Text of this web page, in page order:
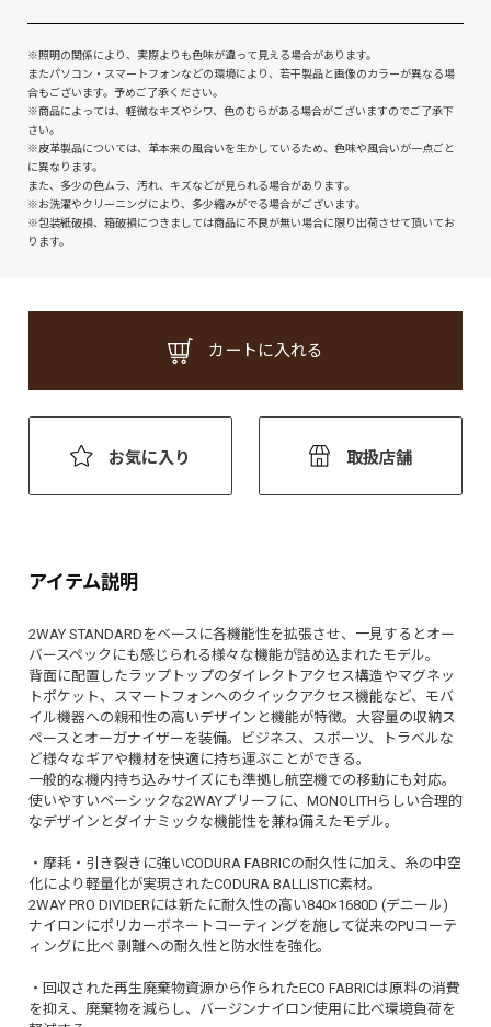
※照明の関係により、実際よりも色味が違って見える場合があります。
またパソコン・スマートフォンなどの環境により、若干製品と画像のカラーが異なる場
合もございます。予めご了承ください。
※商品によっては、軽微なキズやシワ、色のむらがある場合がございますのでご了承下
さい。
※皮革製品については、革本来の風合いを生かしているため、色味や風合いが一点ごと
に異なります。
また、多少の色ムラ、汚れ、キズなどが見られる場合があります。
※お洗濯やクリーニングにより、多少縮みがでる場合がございます。
※包装紙破損、箱破損につきましては商品に不良が無い場合に限り出荷させて頂いてお
ります。
カートに入れる
お気に入り 取扱店舗
アイテム説明
2WAY STANDARDをベースに各機能性を拡張させ、一見するとオー
バースペックにも感じられる様々な機能が詰め込まれたモデル。
背面に配置したラップトップのダイレクトアクセス構造やマグネッ
トポケット、スマートフォンへのクイックアクセス機能など、モバ
イル機器への親和性の高いデザインと機能が特徴。大容量の収納ス
ペースとオーガナイザーを装備。ビジネス、スポーツ、トラベルな
ど様々なギアや機材を快適に持ち運ぶことができる。
一般的な機内持ち込みサイズにも準拠し航空機での移動にも対応。
使いやすいベーシックな2WAYブリーフに、MONOLITHらしい合理的
なデザインとダイナミックな機能性を兼ね備えたモデル。
・摩耗・引き裂きに強いCODURA FABRICの耐久性に加え、糸の中空
化により軽量化が実現されたCODURA BALLISTIC素材。
2WAY PRO DIVIDERには新たに耐久性の高い840×1680D (デニール)
ナイロンにポリカーボネートコーティングを施して従来のPUコーテ
ィングに比べ 剥離への耐久性と防水性を強化。
・回収された再生廃棄物資源から作られたECO FABRICは原料の消費
を抑え、廃棄物を減らし、バージンナイロン使用に比べ環境負荷を